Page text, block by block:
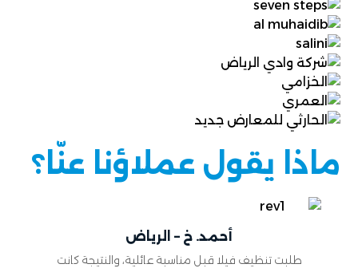
ماذا يقول عملاؤنا عنّا؟
أحمد. خ – الرياض
طلبت تنظيف فيلا قبل مناسبة عائلية، والنتيجة كانت